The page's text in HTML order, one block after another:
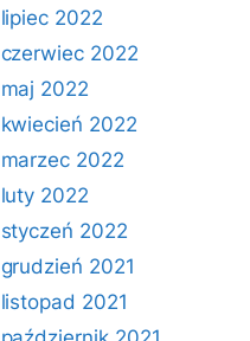
lipiec 2022
czerwiec 2022
maj 2022
kwiecień 2022
marzec 2022
luty 2022
styczeń 2022
grudzień 2021
listopad 2021